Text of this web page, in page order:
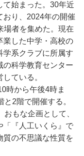
て始まった。30年近
おり、2024年の開催
場者を集めた。現在
業した中学・高校の
学系クラブに所属す
の科学教育センター
ている。
時から午後4時ま
2階で開催する。
もな企画として、
「『人工いくら』で
質の不思議な性質を